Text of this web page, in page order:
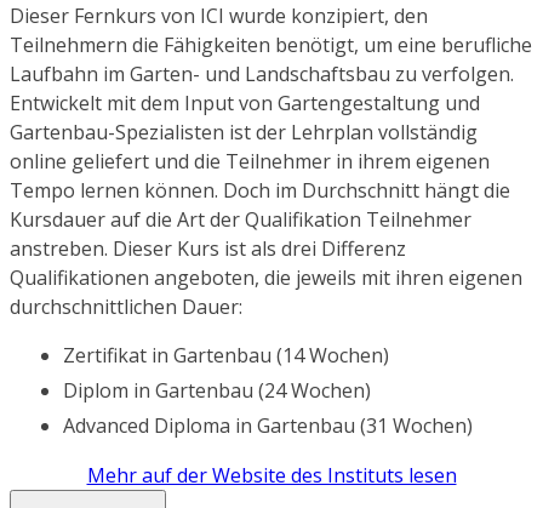
Dieser Fernkurs von ICI wurde konzipiert, den
Teilnehmern die Fähigkeiten benötigt, um eine berufliche
Laufbahn im Garten- und Landschaftsbau zu verfolgen.
Entwickelt mit dem Input von Gartengestaltung und
Gartenbau-Spezialisten ist der Lehrplan vollständig
online geliefert und die Teilnehmer in ihrem eigenen
Tempo lernen können. Doch im Durchschnitt hängt die
Kursdauer auf die Art der Qualifikation Teilnehmer
anstreben. Dieser Kurs ist als drei Differenz
Qualifikationen angeboten, die jeweils mit ihren eigenen
durchschnittlichen Dauer:
Zertifikat in Gartenbau (14 Wochen)
Diplom in Gartenbau (24 Wochen)
Advanced Diploma in Gartenbau (31 Wochen)
Mehr auf der Website des Instituts lesen